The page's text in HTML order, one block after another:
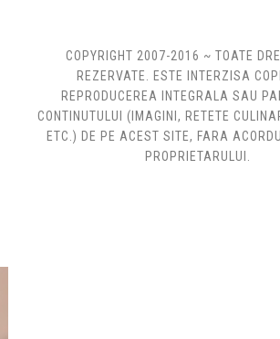
COPYRIGHT 2007-2016 ~ TOATE
REZERVATE. ESTE INTERZISA
REPRODUCEREA INTEGRALA SAU
CONTINUTULUI (IMAGINI, RETETE
ETC.) DE PE ACEST SITE, FARA
PROPRIETARULUI.